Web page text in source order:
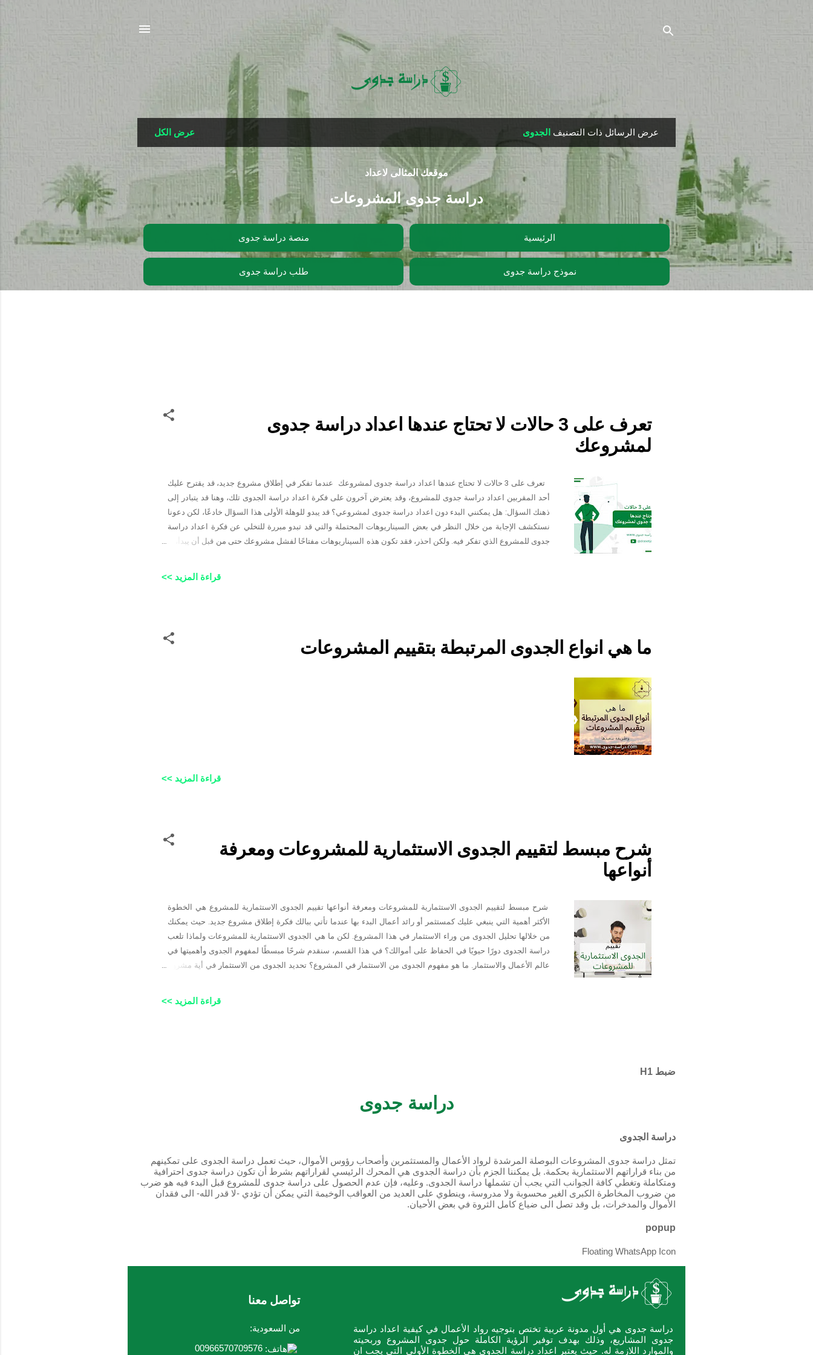
ر
ك
ا
ت
عرض الرسائل ذات التصنيف الجدوى عرض الكل
موقعك المثالى لاعداد
دراسة جدوى المشروعات
الرئيسية منصة دراسة جدوى
نموذج دراسة جدوى طلب دراسة جدوى
تعرف على 3 حالات لا تحتاج عندها اعداد دراسة جدوى
لمشروعك
تعرف على 3 حالات لا تحتاج عندها اعداد دراسة جدوى لمشروعك عندما تفكر في إطلاق مشروع جديد، قد يقترح عليك
أحد المقربين اعداد دراسة جدوى للمشروع، وقد يعترض آخرون على فكرة اعداد دراسة الجدوى تلك، وهنا قد يتبادر إلى
ذهنك السؤال: هل يمكنني البدء دون اعداد دراسة جدوى لمشروعي؟ قد يبدو للوهلة الأولى هذا السؤال خادعًا، لكن دعونا
نستكشف الإجابة من خلال النظر في بعض السيناريوهات المحتملة والتي قد تبدو مبررة للتخلي عن فكرة اعداد دراسة
جدوى للمشروع الذي تفكر فيه. ولكن احذر، فقد تكون هذه السيناريوهات مفتاحًا لفشل مشروعك حتى من قبل أن يبدأ، او
النبراس الذي يضيء لك آفاقًا من المعرفة لفهم تحديات هذا المشروع وتحليل المخاطر المحتملة، بجانب الوقوف على
قراءة المزيد >>
ما هي انواع الجدوى المرتبطة بتقييم المشروعات
قراءة المزيد >>
شرح مبسط لتقييم الجدوى الاستثمارية للمشروعات ومعرفة
أنواعها
شرح مبسط لتقييم الجدوى الاستثمارية للمشروعات ومعرفة أنواعها تقييم الجدوى الاستثمارية للمشروع هي الخطوة
الأكثر أهمية التي ينبغي عليك كمستثمر أو رائد أعمال البدء بها عندما تأتي ببالك فكرة إطلاق مشروع جديد. حيث يمكنك
من خلالها تحليل الجدوى من وراء الاستثمار في هذا المشروع. لكن ما هي الجدوى الاستثمارية للمشروعات ولماذا تلعب
دراسة الجدوى دورًا حيويًا في الحفاظ على أموالك؟ في هذا القسم، سنقدم شرحًا مبسطًا لمفهوم الجدوى وأهميتها في
عالم الأعمال والاستثمار. ما هو مفهوم الجدوى من الاستثمار في المشروع؟ تحديد الجدوى من الاستثمار في أية مشروع
فمن خلال تحليل الجدوى، يمكنك تحديد الفرص والتحديات المحتملة، مما يساعدك في اتخاذ قرارات مستنيرة بشأن
قراءة المزيد >>
ضبط H1
دراسة جدوى
دراسة الجدوى
تمثل دراسة جدوى المشروعات البوصلة المرشدة لرواد الأعمال والمستثمرين وأصحاب رؤوس الأموال، حيث تعمل دراسة الجدوى على تمكينهم
من بناء قراراتهم الاستثمارية بحكمة. بل يمكننا الجزم بأن دراسة الجدوى هي المحرك الرئيسي لقراراتهم بشرط أن تكون دراسة جدوى احترافية
ومتكاملة وتغطي كافة الجوانب التي يجب أن تشملها دراسة الجدوى. وعليه، فإن عدم الحصول على دراسة جدوى للمشروع قبل البدء فيه هو ضرب
من ضروب المخاطرة الكبرى الغير محسوبة ولا مدروسة، وينطوي على العديد من العواقب الوخيمة التي يمكن أن تؤدي -لا قدر الله- الى فقدان
الأموال والمدخرات، بل وقد تصل الى ضياع كامل الثروة في بعض الأحيان.
popup
Floating WhatsApp Icon
دراسة جدوى هي أول مدونة عربية تختص بتوجيه رواد الأعمال في كيفية اعداد دراسة
جدوى المشاريع، وذلك بهدف توفير الرؤية الكاملة حول جدوى المشروع وربحيته
والموارد اللازمة له. حيث يعتبر اعداد دراسة الجدوى هي الخطوة الأولى التي يجب ان
تواصل معنا
من السعودية:
00966570709576